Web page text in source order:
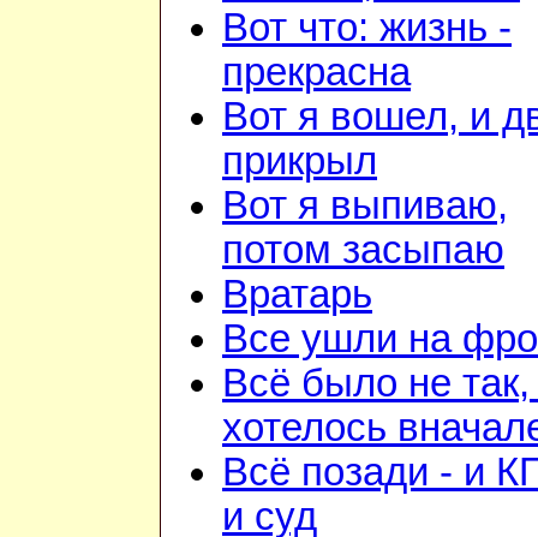
Вот что: жизнь -
прекрасна
Вот я вошел, и
прикрыл
Вот я выпиваю,
потом засыпаю
Вратарь
Все ушли на
Всё было не так,
хотелось
Всё позади - и
и суд